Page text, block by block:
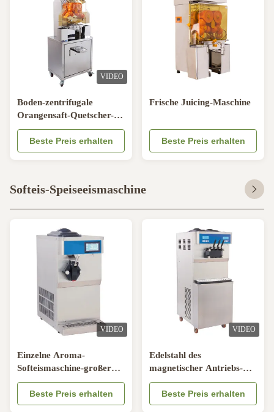
VIDEO
Boden-zentrifugale
Orangensaft-Quetscher-
Maschine mit
automatischer Schale für
Krankenhaus
Beste Preis erhalten
Frische Juicing-Maschine
Beste Preis erhalten
Softeis-Speiseeismaschine
VIDEO
Einzelne Aroma-
Softeismaschine-großer
Ertrag mit Patent-
Magnet-Luftpumpe
Beste Preis erhalten
VIDEO
Edelstahl des
magnetischer Antriebs-
Pumpen-
Handelsgefrorenen
joghurts der Maschinen-
Beste Preis erhalten